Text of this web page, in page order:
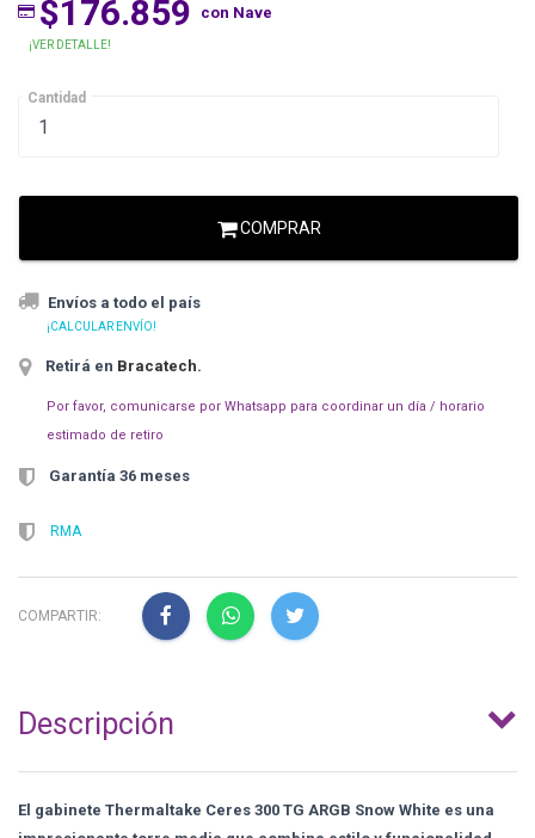
$176.859 con Nave
¡VER DETALLE!
Cantidad
COMPRAR
Envíos a todo el país
¡CALCULAR ENVÍO!
Retirá en Bracatech.
Por favor, comunicarse por Whatsapp para coordinar un día / horario
estimado de retiro
Garantía 36 meses
RMA
COMPARTIR:
Descripción
El gabinete Thermaltake Ceres 300 TG ARGB Snow White es una